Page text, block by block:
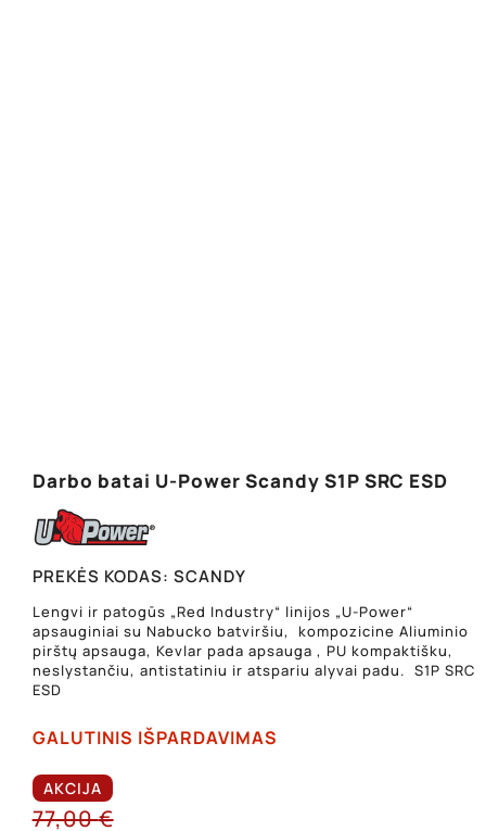
Darbo batai U-Power Scandy S1P SRC ESD
PREKĖS KODAS: SCANDY
Lengvi ir patogūs „Red Industry“ linijos „U-Power“
apsauginiai su Nabucko batviršiu, kompozicine Aliuminio
pirštų apsauga, Kevlar pada apsauga , PU kompaktišku,
neslystančiu, antistatiniu ir atspariu alyvai padu. S1P SRC
ESD
GALUTINIS IŠPARDAVIMAS
AKCIJA
77,00€